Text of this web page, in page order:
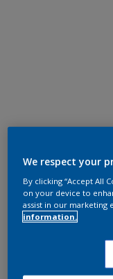
We respect your
By clicking “Accept All
on your device to
assist in our marketing
information.